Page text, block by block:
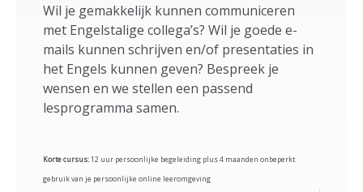
Wil je gemakkelijk kunnen communiceren
met Engelstalige collega’s? Wil je goede e-
mails kunnen schrijven en/of presentaties in
het Engels kunnen geven? Bespreek je
wensen en we stellen een passend
lesprogramma samen.
Korte cursus:12 uur persoonlijke begeleiding plus 4 maanden onbeperkt
gebruik van je persoonlijke online leeromgeving